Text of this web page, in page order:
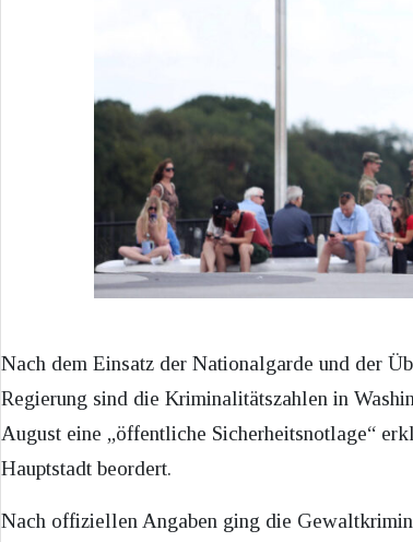
Nach dem Einsatz der Nationalgarde und der
Regierung sind die Kriminalitätszahlen in
August eine „öffentliche Sicherheitsnotlage“
Hauptstadt beordert.
Nach offiziellen Angaben ging die